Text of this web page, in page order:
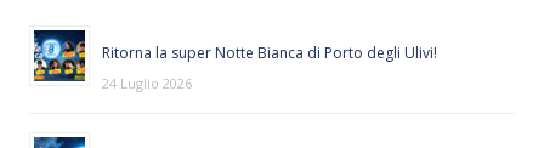
Ritorna la super Notte Bianca di Porto degli Ulivi!
24 Luglio 2026